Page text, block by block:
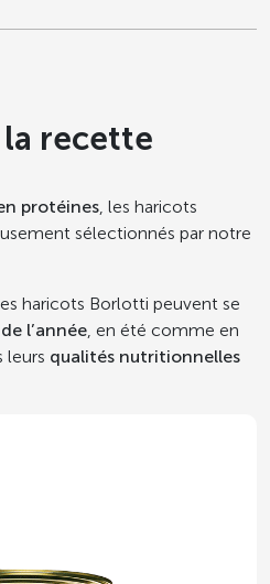
recette
protéines , les haricots
sélectionnés par notre
haricots Borlotti peuvent se
l’année , en été comme en
leurs qualités nutritionnelles